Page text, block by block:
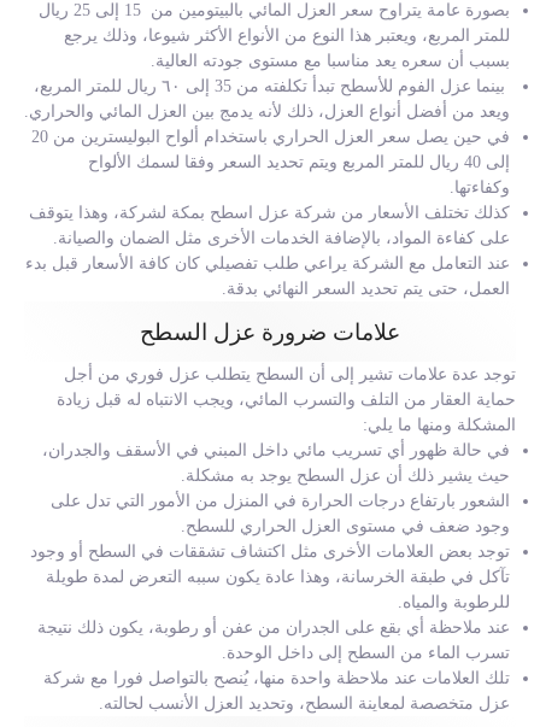
بصورة عامة يتراوح سعر العزل المائي بالبيتومين من 15 إلى 25 ريال
للمتر المربع، ويعتبر هذا النوع من الأنواع الأكثر شيوعا، وذلك يرجع
بسبب أن سعره يعد مناسبا مع مستوى جودته العالية.
بينما عزل الفوم للأسطح تبدأ تكلفته من 35 إلى ٦٠ ريال للمتر المربع،
ويعد من أفضل أنواع العزل، ذلك لأنه يدمج بين العزل المائي والحراري.
في حين يصل سعر العزل الحراري باستخدام ألواح البوليسترين من 20
إلى 40 ريال للمتر المربع ويتم تحديد السعر وفقا لسمك الألواح
وكفاءتها.
كذلك تختلف الأسعار من شركة عزل اسطح بمكة لشركة، وهذا يتوقف
على كفاءة المواد، بالإضافة الخدمات الأخرى مثل الضمان والصيانة.
عند التعامل مع الشركة يراعي طلب تفصيلي كان كافة الأسعار قبل بدء
العمل، حتى يتم تحديد السعر النهائي بدقة.
علامات ضرورة عزل السطح
توجد عدة علامات تشير إلى أن السطح يتطلب عزل فوري من أجل
حماية العقار من التلف والتسرب المائي، ويجب الانتباه له قبل زيادة
المشكلة ومنها ما يلي:
في حالة ظهور أي تسريب مائي داخل المبني في الأسقف والجدران،
حيث يشير ذلك أن عزل السطح يوجد به مشكلة.
الشعور بارتفاع درجات الحرارة في المنزل من الأمور التي تدل على
وجود ضعف في مستوى العزل الحراري للسطح.
توجد بعض العلامات الأخرى مثل اكتشاف تشققات في السطح أو وجود
تآكل في طبقة الخرسانة، وهذا عادة يكون سببه التعرض لمدة طويلة
للرطوبة والمياه.
عند ملاحظة أي بقع على الجدران من عفن أو رطوبة، يكون ذلك نتيجة
تسرب الماء من السطح إلى داخل الوحدة.
تلك العلامات عند ملاحظة واحدة منها، يُنصح بالتواصل فورا مع شركة
عزل متخصصة لمعاينة السطح، وتحديد العزل الأنسب لحالته.